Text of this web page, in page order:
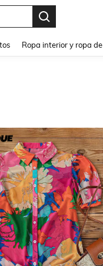
Ropa interior y ropa